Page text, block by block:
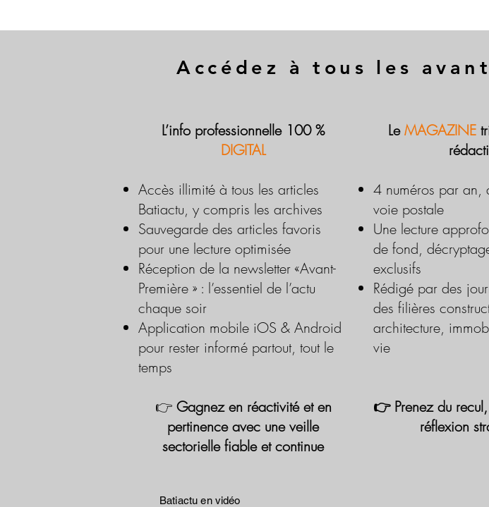
Accédez à tous les
L’info professionnelle 100 %
DIGITAL
Accès illimité à tous les articles
Batiactu, y compris les archives
Sauvegarde des articles favoris
pour une lecture optimisée
Réception de la newsletter «Avant-
Première » : l’essentiel de l’actu
chaque soir
Application mobile iOS & Android
pour rester informé partout, tout le
temps
👉 Gagnez en réactivité et en
pertinence avec une veille
sectorielle fiable et continue
LeMAGAZINE
4 numéros par an,
voie postale
Une lecture
de fond,
exclusifs
Rédigé par des
des filières
architecture,
vie
👉 Prenez du
réflexion
Batiactu en vidéo